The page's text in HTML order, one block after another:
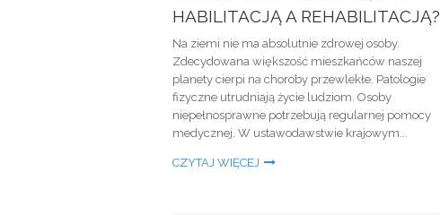
HABILITACJĄ A REHABILITACJĄ?
Na ziemi nie ma absolutnie zdrowej osoby.
Zdecydowana większość mieszkańców naszej
planety cierpi na choroby przewlekłe. Patologie
fizyczne utrudniają życie ludziom. Osoby
niepełnosprawne potrzebują regularnej pomocy
medycznej. W ustawodawstwie krajowym...
CZYTAJ WIĘCEJ